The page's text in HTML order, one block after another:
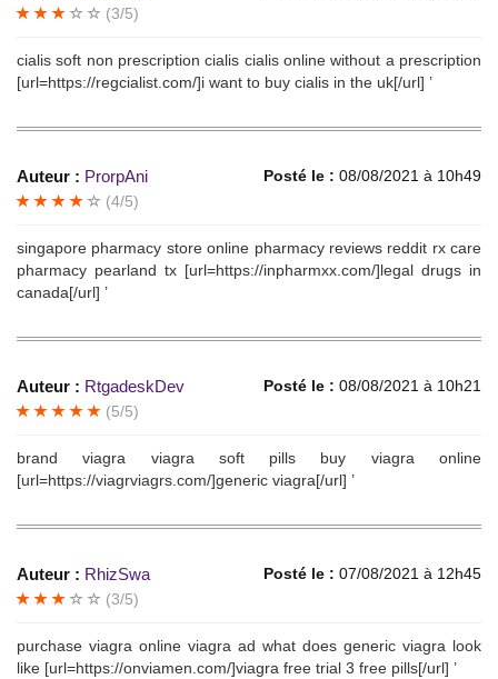
(3/5)
cialis soft non prescription cialis cialis online without a prescription
[url=https://regcialist.com/]i want to buy cialis in the uk[/url] ’
Auteur : ProrpAni Posté le : 08/08/2021 à 10h49
(4/5)
singapore pharmacy store online pharmacy reviews reddit rx care
pharmacy pearland tx [url=https://inpharmxx.com/]legal drugs in
canada[/url] ’
Auteur : RtgadeskDev Posté le : 08/08/2021 à 10h21
(5/5)
brand viagra viagra soft pills buy viagra online
[url=https://viagrviagrs.com/]generic viagra[/url] ’
Auteur : RhizSwa Posté le : 07/08/2021 à 12h45
(3/5)
purchase viagra online viagra ad what does generic viagra look
like [url=https://onviamen.com/]viagra free trial 3 free pills[/url] ’